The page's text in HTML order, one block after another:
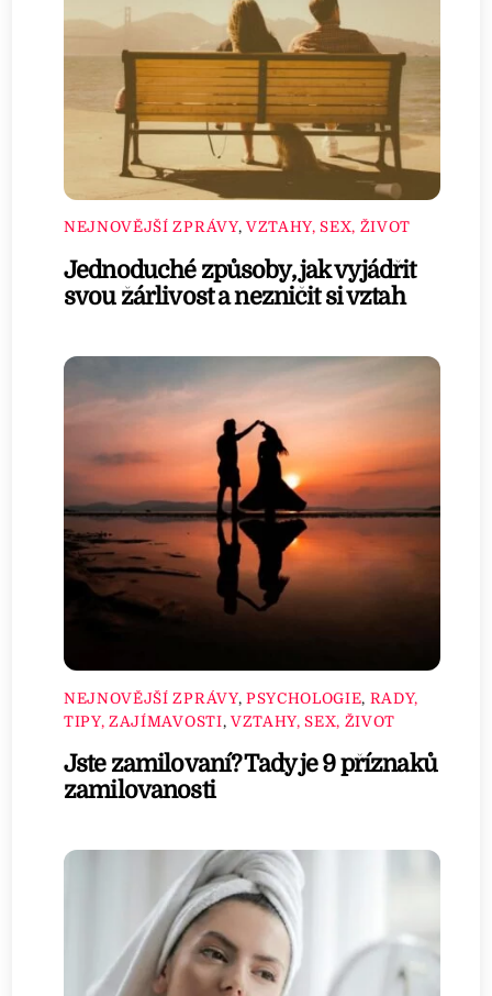
NEJNOVĚJŠÍ ZPRÁVY, VZTAHY, SEX, ŽIVOT
Jednoduché způsoby, jak vyjádřit
svou žárlivost a nezničit si vztah
NEJNOVĚJŠÍ ZPRÁVY, PSYCHOLOGIE, RADY,
TIPY, ZAJÍMAVOSTI, VZTAHY, SEX, ŽIVOT
Jste zamilovaní? Tady je 9 příznaků
zamilovanosti